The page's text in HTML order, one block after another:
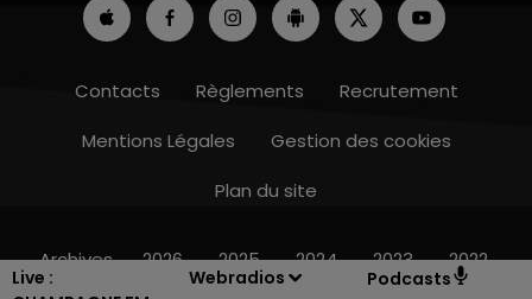
Live :
Webradios Podcasts
16h00 - 20h00
Contacts Règlements
Recrutement
Mentions Légales
Gestion des cookies
Plan du site
Archives 2026 2025 2024 2023 2022